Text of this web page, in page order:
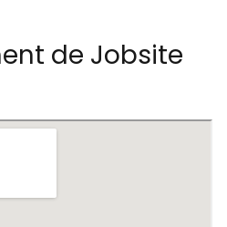
de Jobsite